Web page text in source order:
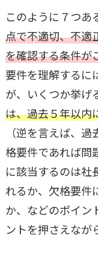
このように７つあ
点で不適切、不適
を確認する条件が
要件を理解するに
が、いくつか挙げ
は、過去５年以内
（逆を言えば、
格要件であれば問
に該当するのは社
れるか、欠格要件
か、などのポイン
ントを押さえなが